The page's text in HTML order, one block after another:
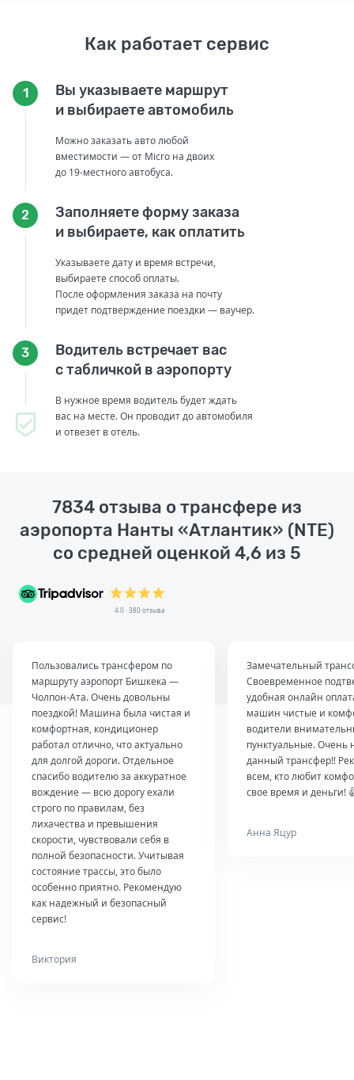
Как работает сервис
1
Вы указываете маршрут
и выбираете автомобиль
Можно заказать авто любой
вместимости — от Micro на двоих
до 19-местного автобуса.
2
Заполняете форму заказа
и выбираете, как оплатить
Указываете дату и время встречи,
выбираете способ оплаты.
После оформления заказа на почту
придет подтверждение поездки — ваучер.
3
Водитель встречает вас
с табличкой в аэропорту
В нужное время водитель будет ждать
вас на месте. Он проводит до автомобиля
и отвезет в отель.
7834 отзыва о трансфере из
аэропорта Нанты «Атлантик» (NTE)
со средней оценкой 4,6 из 5
4.0 · 380 отзыва
Пользовались трансфером по
маршруту аэропорт Бишкека —
Чолпон-Ата. Очень довольны
поездкой! Машина была чистая и
комфортная, кондиционер
работал отлично, что актуально
для долгой дороги. Отдельное
спасибо водителю за аккуратное
вождение — всю дорогу ехали
строго по правилам, без
лихачества и превышения
скорости, чувствовали себя в
полной безопасности. Учитывая
состояние трассы, это было
особенно приятно. Рекомендую
как надежный и безопасный
сервис!
Виктория
Замечательный
Своевременное
удобная онлайн
машин чистые и
водители
пунктуальные. Очень
данный трансфер!!
всем, кто любит
свое время и деньги!
Анна Яцур